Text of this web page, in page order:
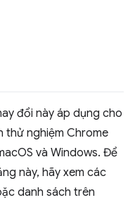
đổi này áp dụng cho
thử nghiệm Chrome
và Windows. Để
này, hãy xem các
danh sách trên